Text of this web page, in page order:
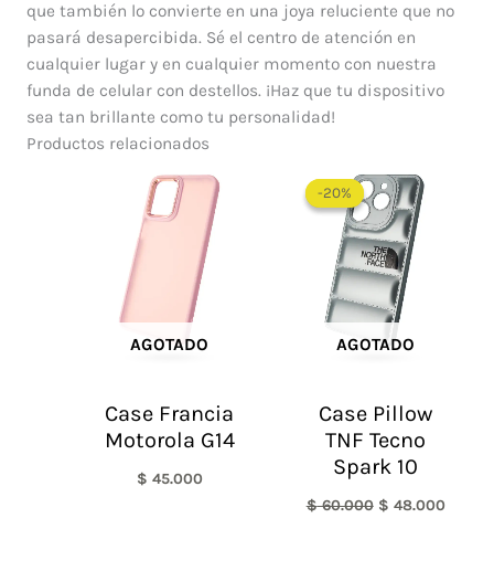
que también lo convierte en una joya reluciente que no
pasará desapercibida. Sé el centro de atención en
cualquier lugar y en cualquier momento con nuestra
funda de celular con destellos. ¡Haz que tu dispositivo
sea tan brillante como tu personalidad!
Productos relacionados
AGOTADO
Case Francia
Motorola G14
$ 45.000
-20%
AGOTADO
-20%
Case Pillow
TNF Tecno
Spark 10
$60.000
precio
original
era:
$ 60.000.
$ 48.000